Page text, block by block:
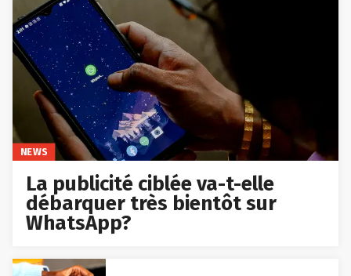
NEWS
La publicité ciblée va-t-elle
débarquer très bientôt sur
WhatsApp?